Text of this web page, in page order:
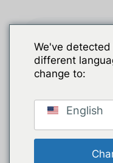
Inhalt
We've
different
change to:
English